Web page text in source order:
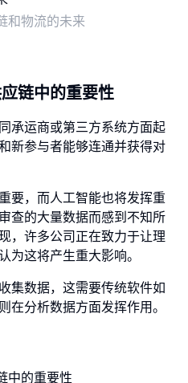
和物流的未来
链中的重要性
承运商或第三方系统方面起
新参与者能够连通并获得对
要，而人工智能也将发挥重
查的大量数据而感到不知所
，许多公司正在致力于让理
为这将产生重大影响。
集数据，这需要传统软件如
在分析数据方面发挥作用。